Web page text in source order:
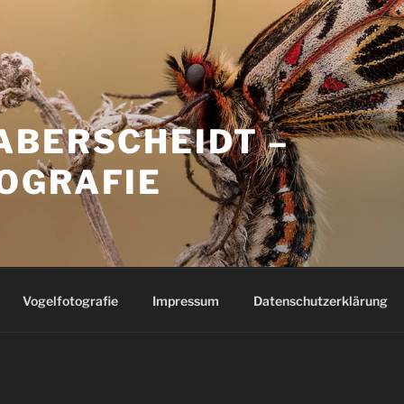
–
Vogelfotografie Impressum Datenschutzerklärung